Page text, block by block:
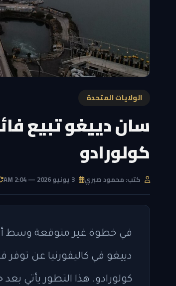
الولايات المتحدة
سان دييغو تبيع
كولورادو
كتب: محمود صبري
في خطوة غير متوقعة وسط
دييغو في كاليفورنيا عن
كولورادو. هذا التطور يأتي